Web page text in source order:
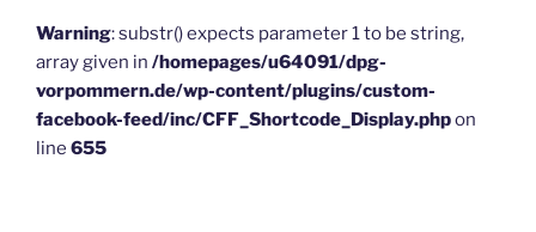
Warning: substr() expects parameter 1 to be string,
array given in /homepages/u64091/dpg-
vorpommern.de/wp-content/plugins/custom-
facebook-feed/inc/CFF_Shortcode_Display.phpon
line 655